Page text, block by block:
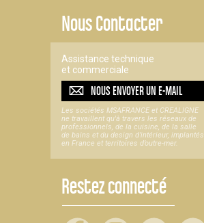
Nous Contacter
Assistance technique
et commerciale
NOUS ENVOYER UNE-MAIL
Les sociétés MSAFRANCE et CREALIGNE
ne travaillent qu'à travers les réseaux de
professionnels, de la cuisine, de la salle
de bains et du design d'intérieur, implantés
en France et territoires d’outre-mer.
Restez connecté